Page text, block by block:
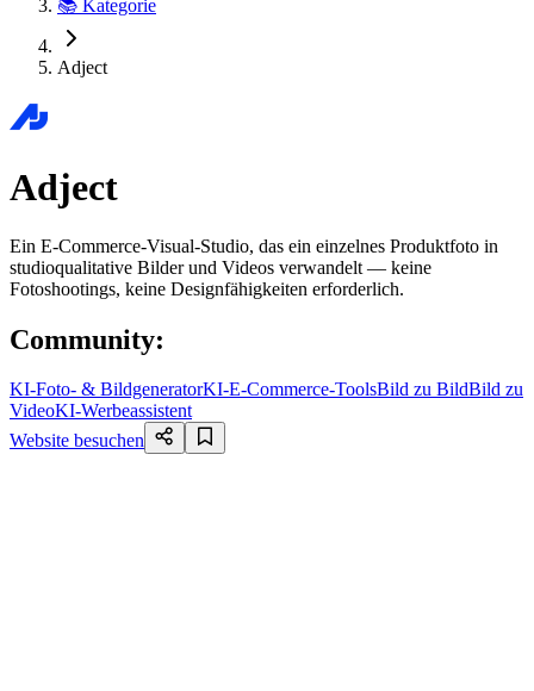
📚 Kategorie
Adject
Adject
Ein E-Commerce-Visual-Studio, das ein einzelnes Produktfoto in
studioqualitative Bilder und Videos verwandelt — keine
Fotoshootings, keine Designfähigkeiten erforderlich.
Community:
KI-Foto- & BildgeneratorKI-E-Commerce-ToolsBild zu BildBild zu
VideoKI-Werbeassistent
Website besuchen